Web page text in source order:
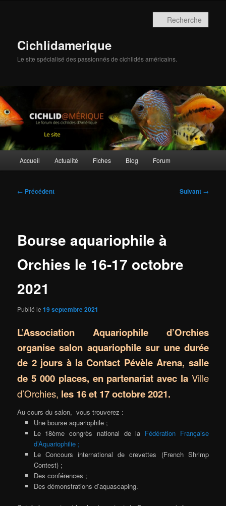
Cichlidamerique
Le site spécialisé des passionnés de cichlidés américains.
Accueil Actualité Fiches Blog Forum
Navigation
← Précédent Suivant →
Bourse aquariophile à
Orchies le 16-17 octobre
2021
Publié le19 septembre 2021
L’Association Aquariophile d’Orchies
organisesalon aquariophile sur une durée
de 2 jours à la Contact Pévèle Arena, salle
de 5 000 places, en partenariat avec la Ville
d’Orchies, les 16 et 17 octobre 2021.
Au cours du salon, vous trouverez :
Une bourse aquariophile ;
Le 18ème congrès national de la Fédération Française
d’Aquariophilie ;
Le Concours international de crevettes (French Shrimp
Contest) ;
Des conférences ;
Des démonstrations d’aquascaping.